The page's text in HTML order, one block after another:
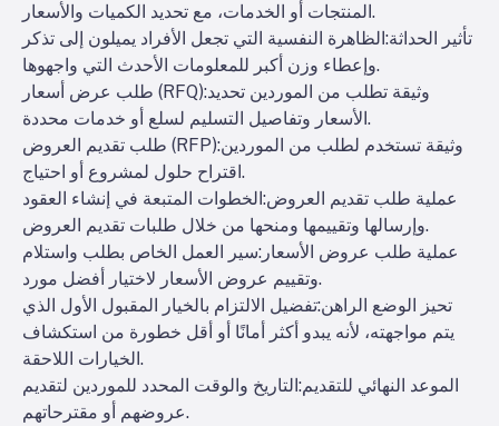
المنتجات أو الخدمات، مع تحديد الكميات والأسعار.
تأثير الحداثة:الظاهرة النفسية التي تجعل الأفراد يميلون إلى تذكر
وإعطاء وزن أكبر للمعلومات الأحدث التي واجهوها.
طلب عرض أسعار (RFQ):وثيقة تطلب من الموردين تحديد
الأسعار وتفاصيل التسليم لسلع أو خدمات محددة.
طلب تقديم العروض (RFP):وثيقة تستخدم لطلب من الموردين
اقتراح حلول لمشروع أو احتياج.
عملية طلب تقديم العروض:الخطوات المتبعة في إنشاء العقود
وإرسالها وتقييمها ومنحها من خلال طلبات تقديم العروض.
عملية طلب عروض الأسعار :سير العمل الخاص بطلب واستلام
وتقييم عروض الأسعار لاختيار أفضل مورد.
تحيز الوضع الراهن:تفضيل الالتزام بالخيار المقبول الأول الذي
يتم مواجهته، لأنه يبدو أكثر أمانًا أو أقل خطورة من استكشاف
الخيارات اللاحقة.
الموعد النهائي للتقديم:التاريخ والوقت المحدد للموردين لتقديم
عروضهم أو مقترحاتهم.